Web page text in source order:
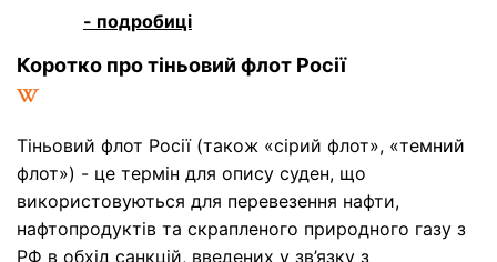
- подробиці
Коротко про тіньовий флот Росії
Тіньовий флот Росії (також «сірий флот», «темний
флот») - це термін для опису суден, що
використовуються для перевезення нафти,
нафтопродуктів та скрапленого природного газу з
РФ в обхід санкцій, введених у зв’язку з